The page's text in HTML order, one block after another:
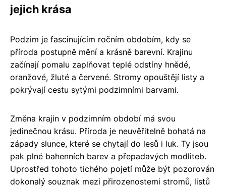
jejich krása
Podzim je fascinujícím ročním obdobím, kdy se
příroda postupně mění a krásně barevní. Krajinu
začínají pomalu zaplňovat teplé odstíny hnědé,
oranžové, žluté a červené. Stromy opouštějí listy a
pokrývají cestu sytými podzimními barvami.
Změna krajin v podzimním období má svou
jedinečnou krásu. Příroda je neuvěřitelně bohatá na
západy slunce, které se chytají do lesů i luk. Ty jsou
pak plné bahenních barev a přepadavých modliteb.
Uprostřed tohoto tichého pojetí může být pozorován
dokonalý souznak mezi přirozenostemi stromů, listů